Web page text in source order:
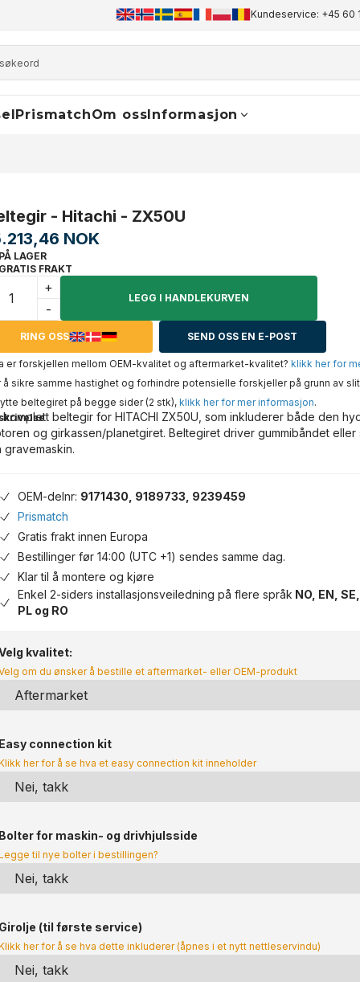
+45 60 17 81 50 info@finaldrive-trackmotors.com
Kundeservice: +45 60
PrismatchOm ossInformasjon
- Hitachi - ZX50U
NOK
PÅ LAGER
GRATIS FRAKT
+
-
LEGG I HANDLEKURVEN
RING OSS SEND OSS EN E-POST
er forskjellen mellom OEM-kvalitet og aftermarket-kvalitet? klikk her for
å sikre samme hastighet og forhindre potensielle forskjeller på grunn av
beltegiret på begge sider (2 stk),klikk her for mer informasjon.
komplett beltegir for HITACHI ZX50U, som inkluderer både den
og girkassen/planetgiret. Beltegiret driver gummibåndet eller
gravemaskin.
OEM-delnr: 9171430, 9189733, 9239459
Prismatch
Gratis frakt innen Europa
Bestillinger før 14:00 (UTC +1) sendes samme dag.
Klar til å montere og kjøre
Enkel 2-siders installasjonsveiledning på flere språk NO, EN,
PL og RO
kvalitet:
om du ønsker å bestille et aftermarket- eller OEM-produkt
Easy connection kit
her for å se hva et easy connection kit inneholder
Bolter for maskin- og drivhjulsside
til nye bolter i bestillingen?
Girolje (til første service)
her for å se hva dette inkluderer (åpnes i et nytt nettleservindu)